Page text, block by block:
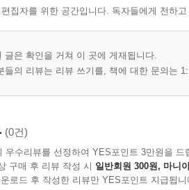
집자를 위한 공간입니다. 독자들에게 전하
글은 확인을 거쳐 이 곳에 게재됩니다.
들의 리뷰는 리뷰 쓰기를, 책에 대한 문의는
(0건)
우수리뷰를 선정하여 YES포인트 3만원을 드
구매 후 리뷰 작성 시 일반회원 300원, 마니
로드 후 작성한 리뷰만 YES포인트 지급됩니